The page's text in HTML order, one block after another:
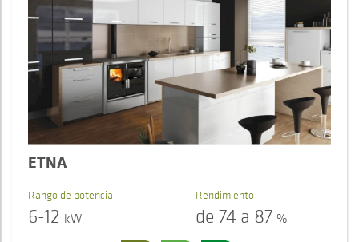
ETNA
Rango de potencia
6-12 kW
Rendimiento
de 74 a 87 %